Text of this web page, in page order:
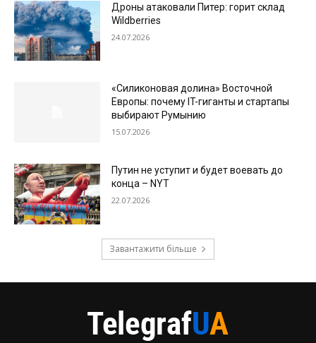
Дроны атаковали Питер: горит склад
Wildberries
24.07.2026
«Силиконовая долина» Восточной
Европы: почему IT-гиганты и стартапы
выбирают Румынию
15.07.2026
Путин не уступит и будет воевать до
конца – NYT
22.07.2026
Завантажити більше